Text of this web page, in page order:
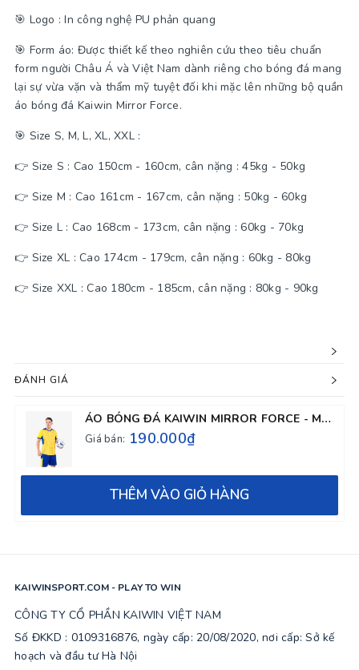
🎯 Logo : In công nghệ PU phản quang
🎯 Form áo: Được thiết kế theo nghiên cứu theo tiêu chuẩn
form người Châu Á và Việt Nam dành riêng cho bóng đá mang
lại sự vừa vặn và thẩm mỹ tuyệt đối khi mặc lên những bộ quần
áo bóng đá Kaiwin Mirror Force.
🎯 Size S, M, L, XL, XXL :
👉 Size S : Cao 150cm - 160cm, cân nặng : 45kg - 50kg
👉 Size M : Cao 161cm - 167cm, cân nặng : 50kg - 60kg
👉 Size L : Cao 168cm - 173cm, cân nặng : 60kg - 70kg
👉 Size XL : Cao 174cm - 179cm, cân nặng : 60kg - 80kg
👉 Size XXL : Cao 180cm - 185cm, cân nặng : 80kg - 90kg
ĐÁNH GIÁ
ÁO BÓNG ĐÁ KAIWIN MIRROR FORCE - MÀU VÀNG
Giá bán: 190.000₫
THÊM VÀO GIỎ HÀNG
KAIWINSPORT.COM - PLAY TO WIN
CÔNG TY CỔ PHẦN KAIWIN VIỆT NAM
Số ĐKKD : 0109316876, ngày cấp: 20/08/2020, nơi cấp: Sở kế
hoạch và đầu tư Hà Nội